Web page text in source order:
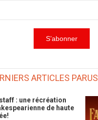
ARTICLES PARUS
: une récréation
de haute